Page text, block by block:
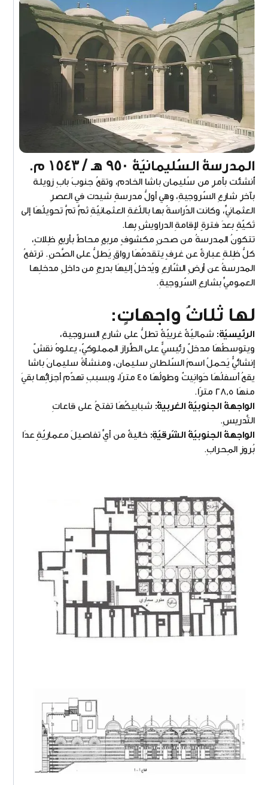
المدرسةُ السُّليمانيّةُ ٩٥٠ هـ / ١٥٤٣ م.
أُنشئت بأمرٍ من سُليمان باشا الخادم، وتقعُ جنوبَ بابِ زويلة
بآخرِ شارعِ السّروجيةِ، وهي أولُّ مدرسةٍ شيدت في العصرِ
العثمانيِّ، وكانت الدّراسةُ بها باللّغةِ العثمانيّةِ ثمَّ تمَّ تحويلُهَا إلى
تَكيّةٍ بعدَ فترةٍ لإقامةِ الدراويشِ بِها.
تتكونُ المدرسةُ من صحنٍ مكشوفٍ مربعٍ محاطٌ بأربعِ ظِلاتٍ،
كلُّ ظِلةٍ عبارةٌ عن غرفٍ يتقدمُهَا رِواقٍ يَطلُّ على الصَّحنِ. ترتفعُ
المدرسةُ عن أرضِ الشّارعِ ويُدخلُ إليهَا بدرجٍ من داخلِ مدخلِها
العموميِّ بشارعِ السّروجيةِ.
لها ثلاثُ واجهاتٍ:
الرئيسيّة: شماليّةٌ غربيّةٌ تطلُّ على شارعِ السروجية،
ويتوسطُهَا مدخلٌ رئيسيٌّ على الطِّراز المملوكيّ، يعلوهُ نقشٌ
إنشائيٌّ يَحملُ اسمَ السّلطانِ سليمان، ومنشأةُ سليمانَ باشا
يقعُ أسفلُهَا حَوانِيتٌ وطولُهَا ٤٥ مترًا، وبسببِ تهدّمِ أجزائِها بقيَ
منهَا ٢٨,٥ مترًا.
الواجهةُ الجنوبيّةُ الغربيةُّ: شبابيكُهَا تفتحُ على قاعاتِ
التَّدريسِ.
الواجهةُ الجنوبيّةُ الشّرقيّةِ: خاليةٌ من أيِّ تفاصيلَ معماريّةٍ عدَا
بُروزِ المِحرابِ.